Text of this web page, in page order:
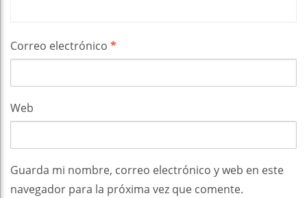
Correo electrónico *
Web
Guarda mi nombre, correo electrónico y web en este
navegador para la próxima vez que comente.